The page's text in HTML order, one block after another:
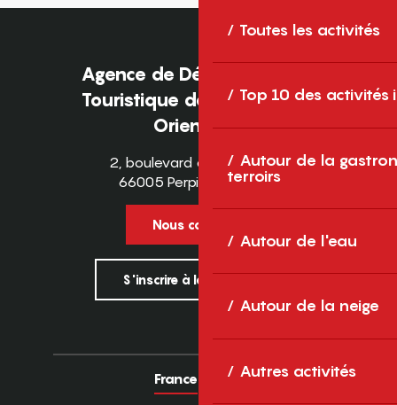
Toutes les activités
Top 10 des activités
Autour de la
terroirs
Autour de l'eau
Autour de la neige
Autres activités
Agence de Développement
Touristique des Pyrénées-
Orientales
2, boulevard des Pyrénées
66005 Perpignan Cedex
Nous contacter
S'inscrire à la newsletter
France Europe